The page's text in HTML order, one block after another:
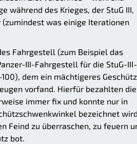
während des Krieges, der StuG III,
was einige Iterationen
Fahrgestell (zum Beispiel das
III-Fahrgestell für die StuG-III-
dem ein mächtigeres Geschütz
vorfand. Hierfür bezahlten
immer fix und konnte nur in
bezeichnet
Feind zu überraschen, zu feuern
bot.